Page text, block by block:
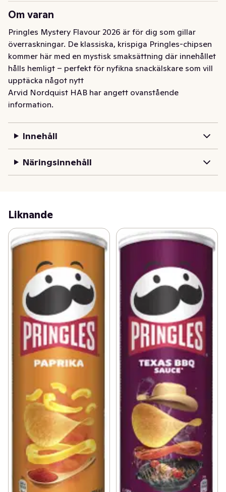
Om varan
Pringles Mystery Flavour 2026 är för dig som gillar
överraskningar. De klassiska, krispiga Pringles-chipsen
kommer här med en mystisk smaksättning där innehållet
hålls hemligt – perfekt för nyfikna snackälskare som vill
upptäcka något nytt
Arvid Nordquist HAB har angett ovanstående
information.
Innehåll
Näringsinnehåll
Liknande